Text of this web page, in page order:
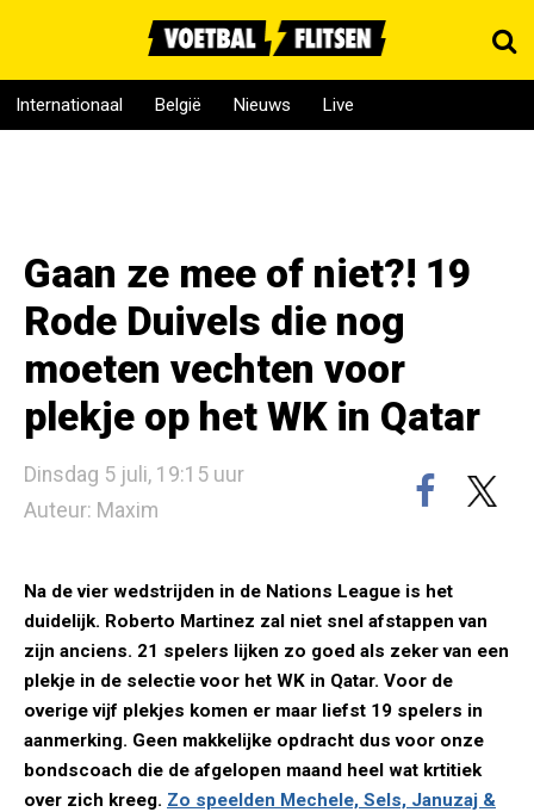
Internationaal België Nieuws Live
Gaan ze mee of niet?! 19
Rode Duivels die nog
moeten vechten voor
plekje op het WK in Qatar
Dinsdag 5 juli, 19:15 uur
Auteur: Maxim
Na de vier wedstrijden in de Nations League is het
duidelijk. Roberto Martinez zal niet snel afstappen van
zijn anciens. 21 spelers lijken zo goed als zeker van een
plekje in de selectie voor het WK in Qatar. Voor de
overige vijf plekjes komen er maar liefst 19 spelers in
aanmerking. Geen makkelijke opdracht dus voor onze
bondscoach die de afgelopen maand heel wat krtitiek
over zich kreeg. Zo speelden Mechele, Sels, Januzaj &